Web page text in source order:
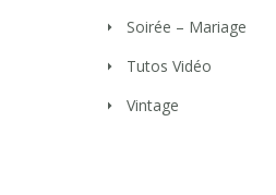
Soirée – Mariage
Tutos Vidéo
Vintage